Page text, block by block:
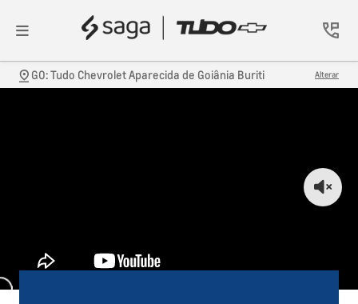
GO: Tudo Chevrolet Aparecida de Goiânia Buriti Alterar